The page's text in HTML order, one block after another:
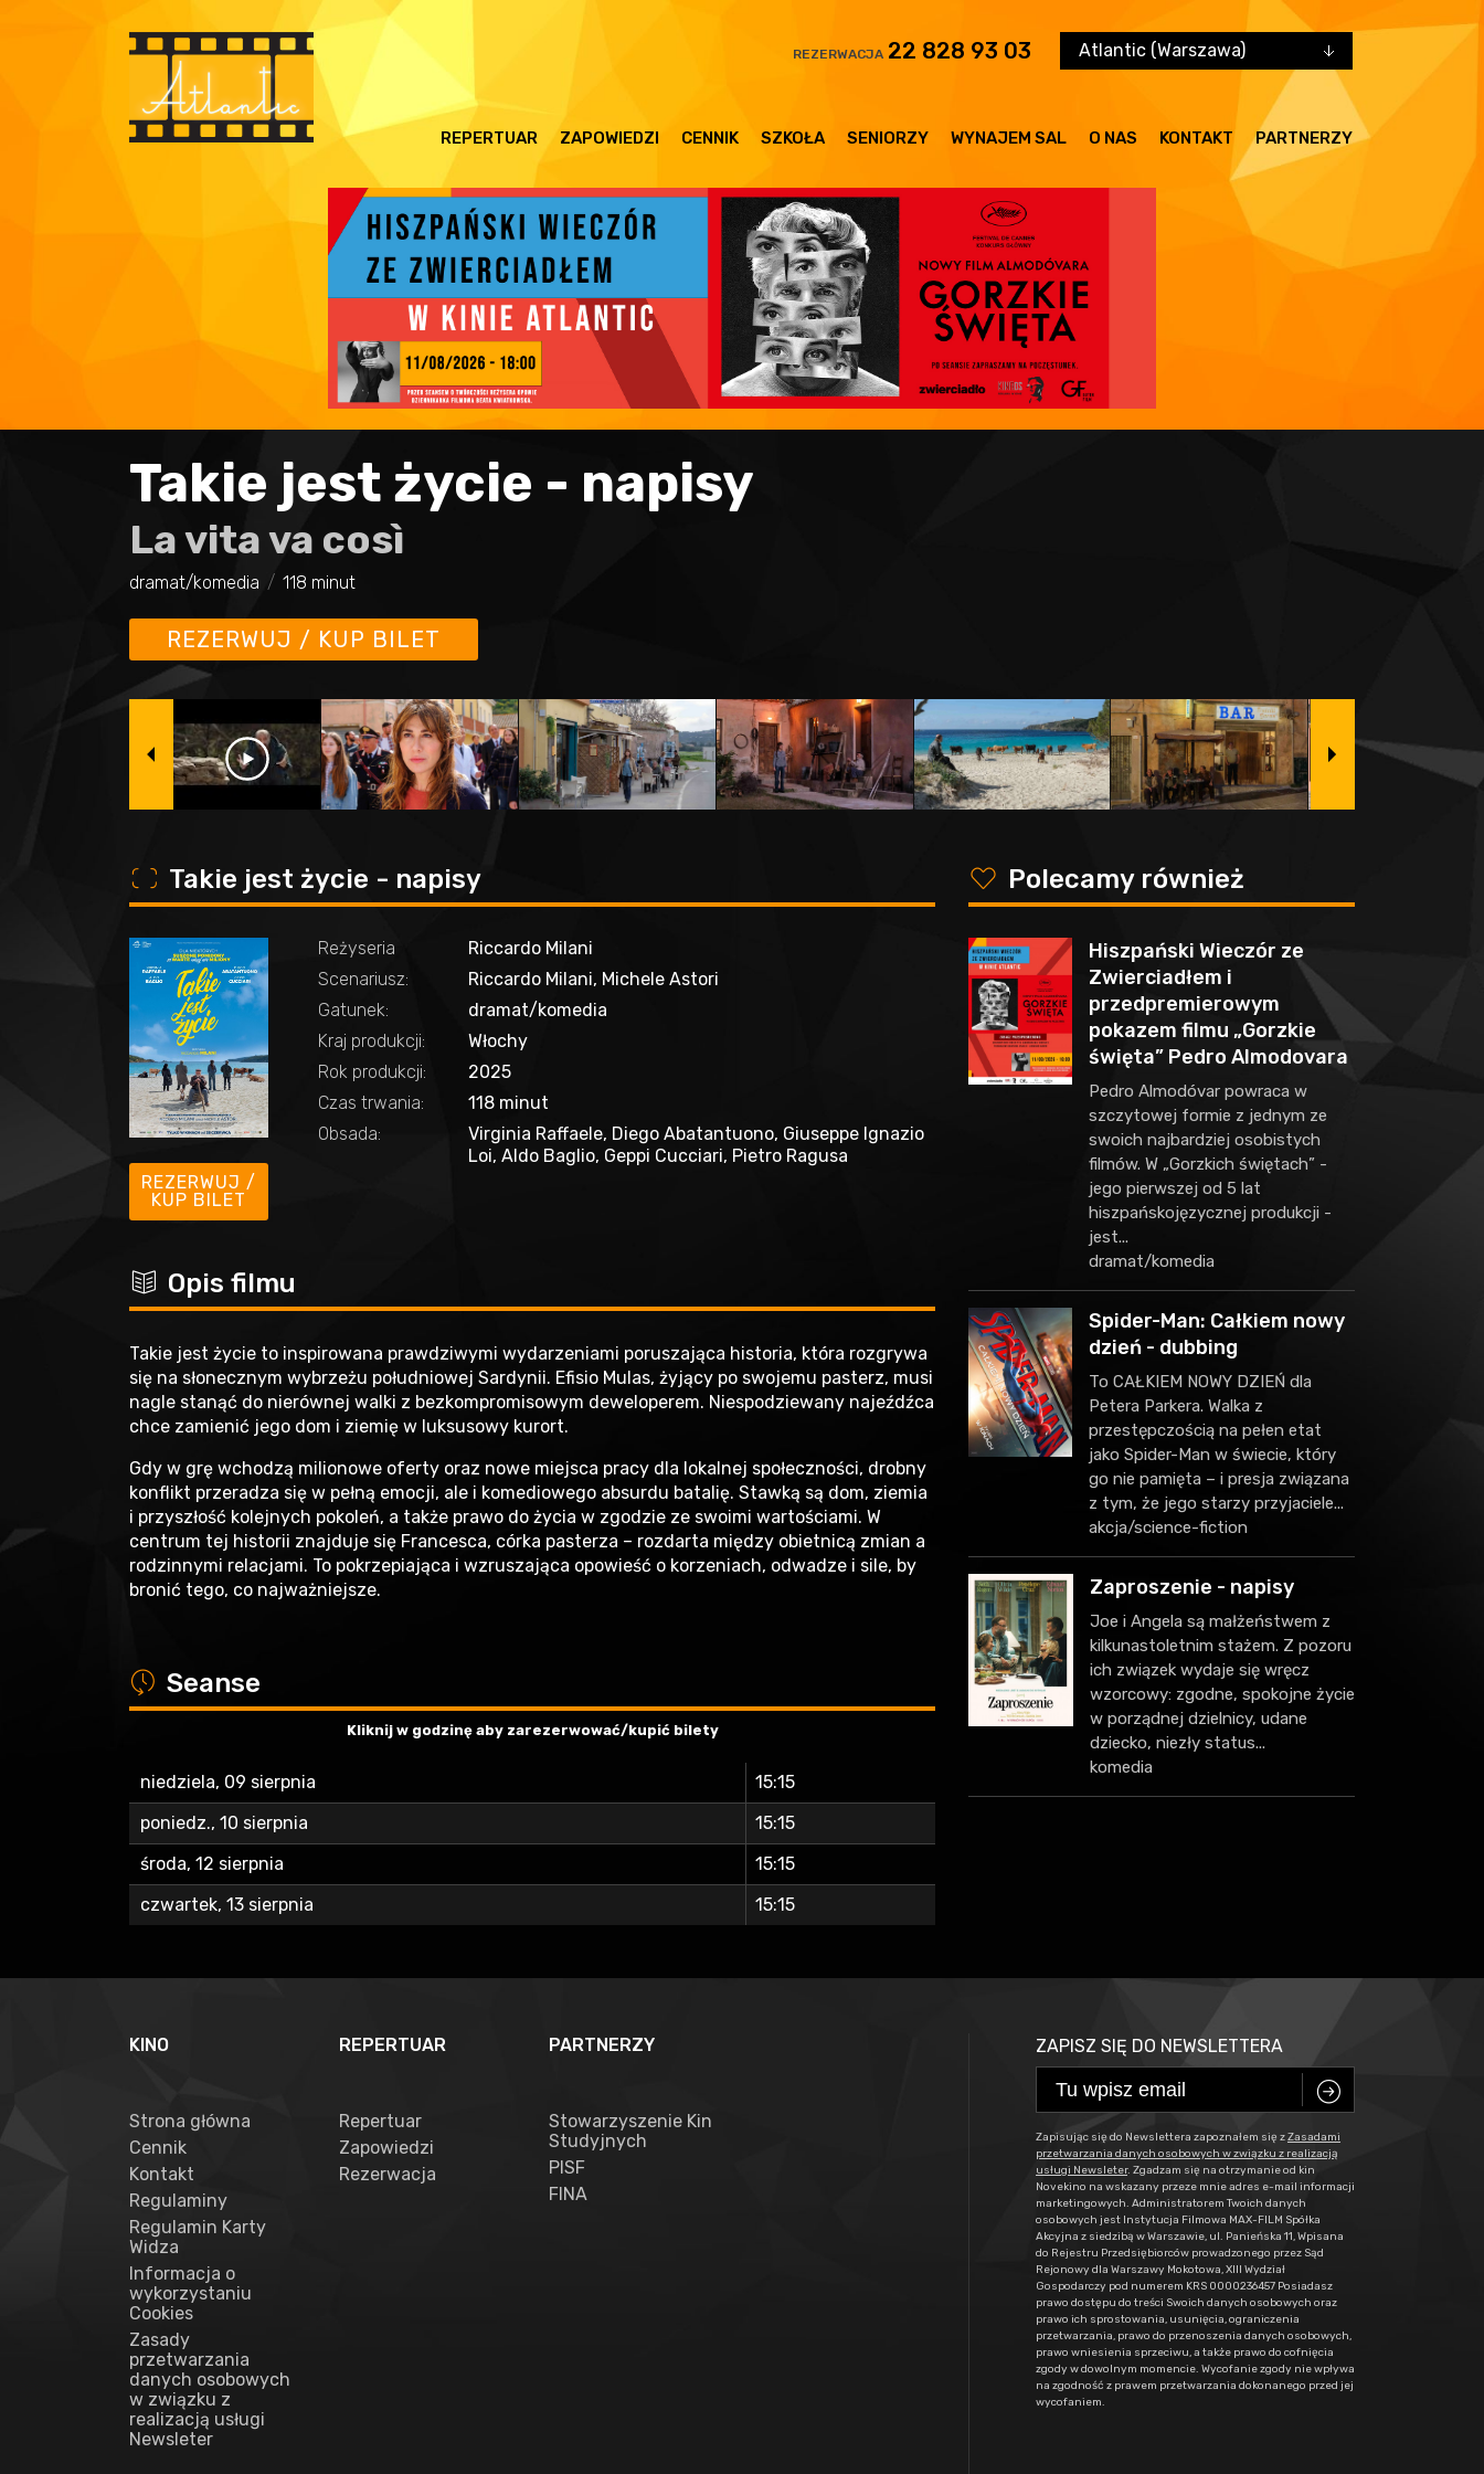
REZERWACJA 22 828 93 03 Atlantic (Warszawa)
REPERTUAR ZAPOWIEDZI CENNIK SZKOŁA SENIORZY WYNAJEM SAL O NAS KONTAKT PARTNERZY
Takie jest życie - napisy
La vita va così
dramat/komedia 118 minut
REZERWUJ / KUP BILET
o Takie jest życie - napisy
REZERWUJ /
KUP BILET
Reżyseria
Riccardo Milani
Scenariusz:
Riccardo Milani, Michele Astori
Gatunek:
dramat/komedia
Kraj produkcji:
Włochy
Rok produkcji:
2025
Czas trwania:
118 minut
Obsada:
Virginia Raffaele, Diego Abatantuono, Giuseppe Ignazio
Loi, Aldo Baglio, Geppi Cucciari, Pietro Ragusa
c Opis filmu
Takie jest życie to inspirowana prawdziwymi wydarzeniami poruszająca historia, która rozgrywa
się na słonecznym wybrzeżu południowej Sardynii. Efisio Mulas, żyjący po swojemu pasterz, musi
nagle stanąć do nierównej walki z bezkompromisowym deweloperem. Niespodziewany najeźdźca
chce zamienić jego dom i ziemię w luksusowy kurort.
Gdy w grę wchodzą milionowe oferty oraz nowe miejsca pracy dla lokalnej społeczności, drobny
konflikt przeradza się w pełną emocji, ale i komediowego absurdu batalię. Stawką są dom, ziemia
i przyszłość kolejnych pokoleń, a także prawo do życia w zgodzie ze swoimi wartościami. W
centrum tej historii znajduje się Francesca, córka pasterza – rozdarta między obietnicą zmian a
rodzinnymi relacjami. To pokrzepiająca i wzruszająca opowieść o korzeniach, odwadze i sile, by
bronić tego, co najważniejsze.
a Seanse
Kliknij w godzinę aby zarezerwować/kupić bilety
niedziela, 09 sierpnia
15:15
poniedz., 10 sierpnia
15:15
środa, 12 sierpnia
15:15
czwartek, 13 sierpnia
15:15
y Polecamy również
Hiszpański Wieczór ze
Zwierciadłem i
przedpremierowym
pokazem filmu „Gorzkie
święta” Pedro Almodovara
Pedro Almodóvar powraca w
szczytowej formie z jednym ze
swoich najbardziej osobistych
filmów. W „Gorzkich świętach” -
jego pierwszej od 5 lat
hiszpańskojęzycznej produkcji -
jest...
dramat/komedia
Spider-Man: Całkiem nowy
dzień - dubbing
To CAŁKIEM NOWY DZIEŃ dla
Petera Parkera. Walka z
przestępczością na pełen etat
jako Spider-Man w świecie, który
go nie pamięta – i presja związana
z tym, że jego starzy przyjaciele...
akcja/science-fiction
Zaproszenie - napisy
Joe i Angela są małżeństwem z
kilkunastoletnim stażem. Z pozoru
ich związek wydaje się wręcz
wzorcowy: zgodne, spokojne życie
w porządnej dzielnicy, udane
dziecko, niezły status...
komedia
KINO
Strona główna
Cennik
Kontakt
Regulaminy
Regulamin Karty
Widza
Informacja o
wykorzystaniu
Cookies
Zasady
przetwarzania
danych osobowych
w związku z
realizacją usługi
Newsleter
REPERTUAR
Repertuar
Zapowiedzi
Rezerwacja
PARTNERZY
Stowarzyszenie Kin
Studyjnych
PISF
FINA
ZAPISZ SIĘ DO NEWSLETTERA
C
Zapisując się do Newslettera zapoznałem się zZasadami
przetwarzania danych osobowych w związku z realizacją
usługi Newsleter. Zgadzam się na otrzymanie od kin
Novekino na wskazany przeze mnie adres e-mail informacji
marketingowych. Administratorem Twoich danych
osobowych jest Instytucja Filmowa MAX-FILM Spółka
Akcyjna z siedzibą w Warszawie, ul. Panieńska 11, Wpisana
do Rejestru Przedsiębiorców prowadzonego przez Sąd
Rejonowy dla Warszawy Mokotowa, XIII Wydział
Gospodarczy pod numerem KRS 0000236457 Posiadasz
prawo dostępu do treści Swoich danych osobowych oraz
prawo ich sprostowania, usunięcia, ograniczenia
przetwarzania, prawo do przenoszenia danych osobowych,
prawo wniesienia sprzeciwu, a także prawo do cofnięcia
zgody w dowolnym momencie. Wycofanie zgody nie wpływa
na zgodność z prawem przetwarzania dokonanego przed jej
wycofaniem.